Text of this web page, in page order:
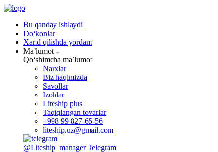
Bu qanday ishlaydi
Doʻkonlar
Xarid qilishda yordam
Maʼlumot
Qoʻshimcha maʼlumot
Narxlar
Biz haqimizda
Savollar
Izohlar
Liteship plus
Taqiqlangan tovarlar
+998 99 827-65-56
liteship.uz@gmail.com
@Liteship_manager Telegram